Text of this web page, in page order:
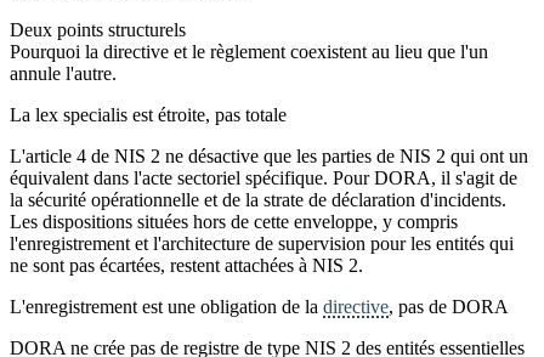
Deux points structurels
Pourquoi la directive et le règlement coexistent au lieu que l'un
annule l'autre.
La lex specialis est étroite, pas totale
L'article 4 de NIS 2 ne désactive que les parties de NIS 2 qui ont un
équivalent dans l'acte sectoriel spécifique. Pour DORA, il s'agit de
la sécurité opérationnelle et de la strate de déclaration d'incidents.
Les dispositions situées hors de cette enveloppe, y compris
l'enregistrement et l'architecture de supervision pour les entités qui
ne sont pas écartées, restent attachées à NIS 2.
L'enregistrement est une obligation de la directive, pas de DORA
DORA ne crée pas de registre de type NIS 2 des entités essentielles